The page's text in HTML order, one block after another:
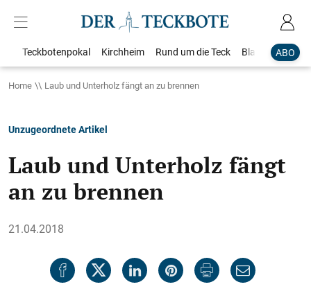
ABO
Teckbotenpokal Kirchheim Rund um die Teck Blaulicht
Home Laub und Unterholz fängt an zu brennen
Unzugeordnete Artikel
Laub und Unterholz fängt
an zu brennen
21.04.2018